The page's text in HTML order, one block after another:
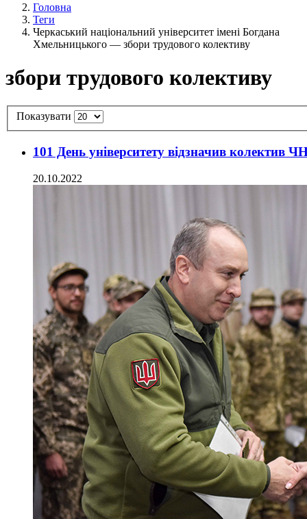
Головна
Теги
Черкаський національний університет імені Богдана
Хмельницького — збори трудового колективу
збори трудового колективу
Показувати
101 День університету відзначив колектив
20.10.2022